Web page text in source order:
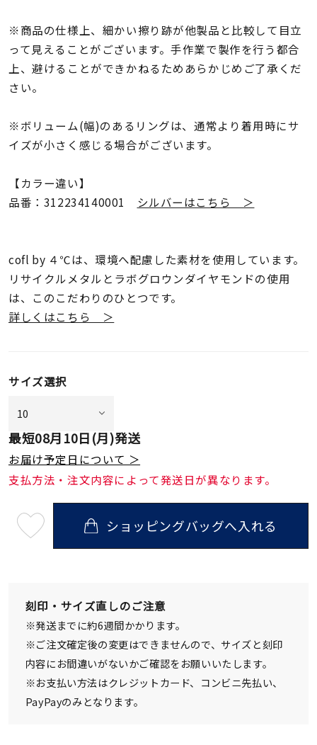
メンズ
リングサイズ
～
価格
在庫 在庫ありのみ
※商品の仕様上、細かい擦り跡が他製品と比較して目立
って見えることがございます。手作業で製作を行う都合
上、避けることができかねるためあらかじめご了承くだ
さい。
※ボリューム(幅)のあるリングは、通常より着用時にサ
イズが小さく感じる場合がございます。
【カラー違い】
品番：312234140001 シルバーはこちら ＞
cofl by ４℃は、環境へ配慮した素材を使用しています。
リサイクルメタルとラボグロウンダイヤモンドの使用
は、このこだわりのひとつです。
詳しくはこちら ＞
サイズ選択
最短08月10日(月)発送
お届け予定日について ＞
支払方法・注文内容によって発送日が異なります。
08
送
¥13,200 (tax
in)
ショッピングバッグへ入れる
刻印・サイズ直しのご注意
※発送までに約6週間かかります。
※ご注文確定後の変更はできませんので、サイズと刻印
内容にお間違いがないかご確認をお願いいたします。
※お支払い方法はクレジットカード、コンビニ先払い、
PayPayのみとなります。